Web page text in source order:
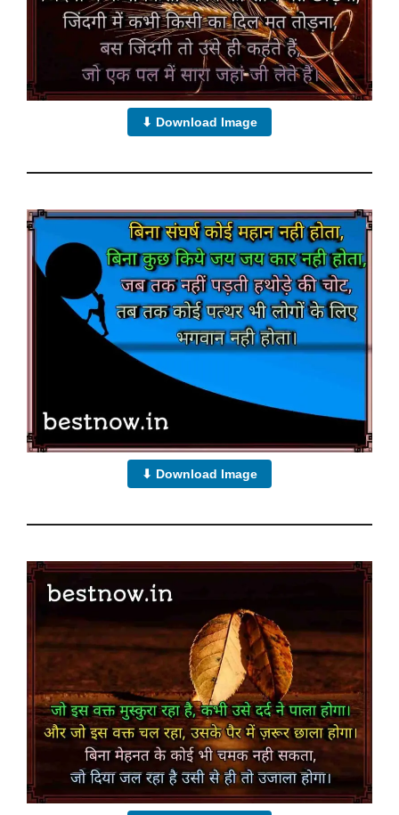
⬇ Download Image
⬇ Download Image